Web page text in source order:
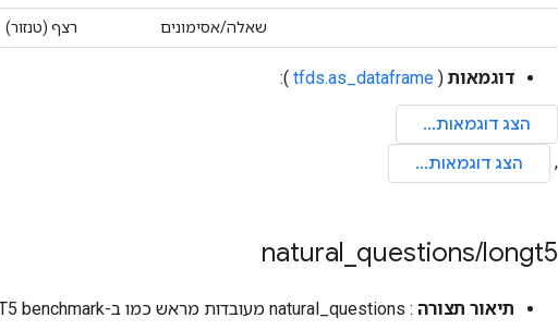
שאלה/אסימונים רצף (טנזור)
דוגמאות (
tfds.as_dataframe
):
natural questions/longt5
תיאור תצורה : natural_questions מעובדות מראש כמו ב-longT5 benchmark